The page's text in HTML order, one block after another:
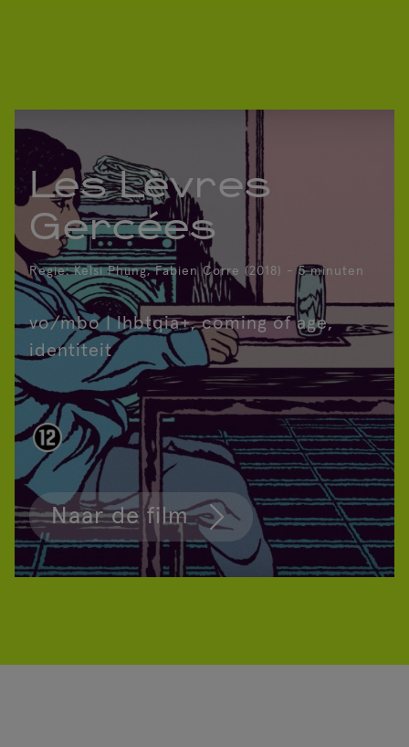
Les Lèvres
Gercées
Regie: Kelsi Phụng, Fabien Corre (2018) - 5 minuten
vo/mbo | lhbtqia+, coming of age,
identiteit
Naar de film